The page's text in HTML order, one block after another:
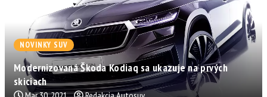
NOVINKY SUV
Modernizovaná Škoda Kodiaq sa ukazuje na prvých
skiciach